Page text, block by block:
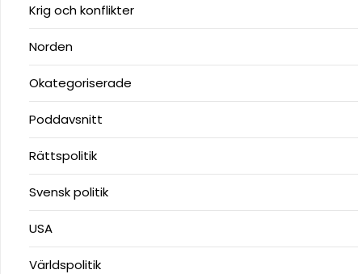
Krig och konflikter
Norden
Okategoriserade
Poddavsnitt
Rättspolitik
Svensk politik
USA
Världspolitik